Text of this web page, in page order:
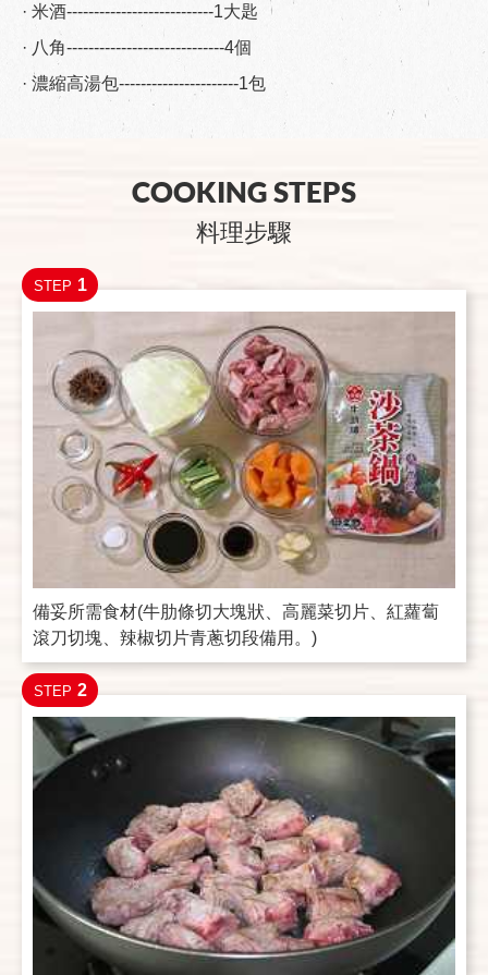
· 米酒---------------------------1大匙
· 八角-----------------------------4個
· 濃縮高湯包----------------------1包
COOKING STEPS
料理步驟
STEP 1
備妥所需食材(牛肋條切大塊狀、高麗菜切片、紅蘿蔔
滾刀切塊、辣椒切片青蔥切段備用。)
STEP 2